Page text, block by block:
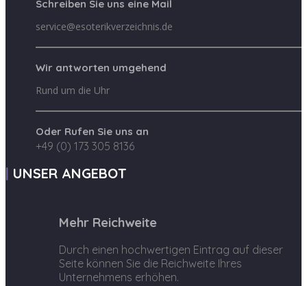
Schreiben Sie uns eine Mail
service@esoterikverzeichnis.de
Wir antworten umgehend
Rund um die Uhr
Oder Rufen Sie uns an
+49 (0) 173 305 8136
UNSER ANGEBOT
Mehr Reichweite
Durch einen hochwertigen Eintrag auf dieser
Seite können Sie die Reichweite Ihres
Unternehmens erhöhen.